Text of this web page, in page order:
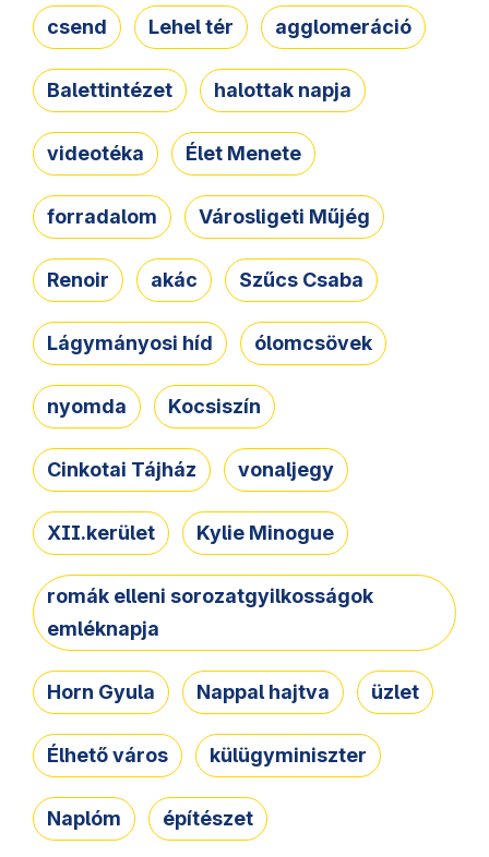
csend Lehel tér agglomeráció
Balettintézet halottak napja
videotéka Élet Menete
forradalom Városligeti Műjég
Renoir akác Szűcs Csaba
Lágymányosi híd ólomcsövek
nyomda Kocsiszín
Cinkotai Tájház vonaljegy
XII.kerület Kylie Minogue
romák elleni sorozatgyilkosságok
emléknapja
Horn Gyula Nappal hajtva üzlet
Élhető város külügyminiszter
Naplóm építészet